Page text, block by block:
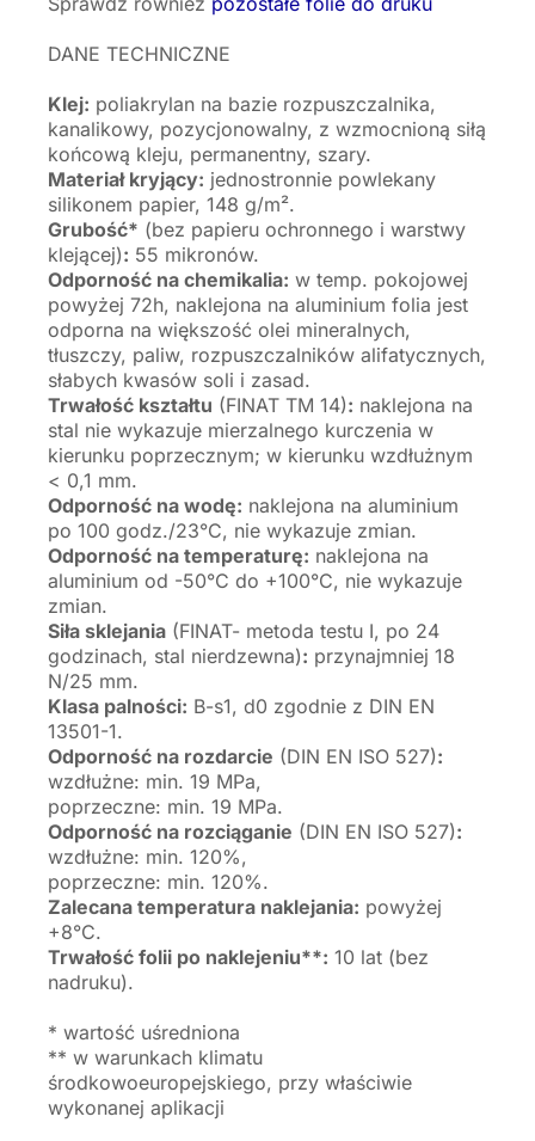
DANE TECHNICZNE
Klej: poliakrylan na bazie rozpuszczalnika,
kanalikowy, pozycjonowalny, z wzmocnioną siłą
końcową kleju, permanentny, szary.
Materiał kryjący: jednostronnie powlekany
silikonem papier, 148 g/m².
Grubość* (bez papieru ochronnego i warstwy
klejącej): 55 mikronów.
Odporność na chemikalia: w temp. pokojowej
powyżej 72h, naklejona na aluminium folia jest
odporna na większość olei mineralnych,
tłuszczy, paliw, rozpuszczalników alifatycznych,
słabych kwasów soli i zasad.
Trwałość kształtu (FINAT TM 14): naklejona na
stal nie wykazuje mierzalnego kurczenia w
kierunku poprzecznym; w kierunku wzdłużnym
< 0,1 mm.
Odporność na wodę: naklejona na aluminium
po 100 godz./23°C, nie wykazuje zmian.
Odporność na temperaturę: naklejona na
aluminium od -50°C do +100°C, nie wykazuje
zmian.
Siła sklejania (FINAT- metoda testu I, po 24
godzinach, stal nierdzewna): przynajmniej 18
N/25 mm.
Klasa palności: B-s1, d0 zgodnie z DIN EN
13501-1.
Odporność na rozdarcie (DIN EN ISO 527):
wzdłużne: min. 19 MPa,
poprzeczne: min. 19 MPa.
Odporność na rozciąganie (DIN EN ISO 527):
wzdłużne: min. 120%,
poprzeczne: min. 120%.
Zalecana temperatura naklejania: powyżej
+8°C.
Trwałość folii po naklejeniu**: 10 lat (bez
nadruku).
* wartość uśredniona
** w warunkach klimatu
środkowoeuropejskiego, przy właściwie
wykonanej aplikacji